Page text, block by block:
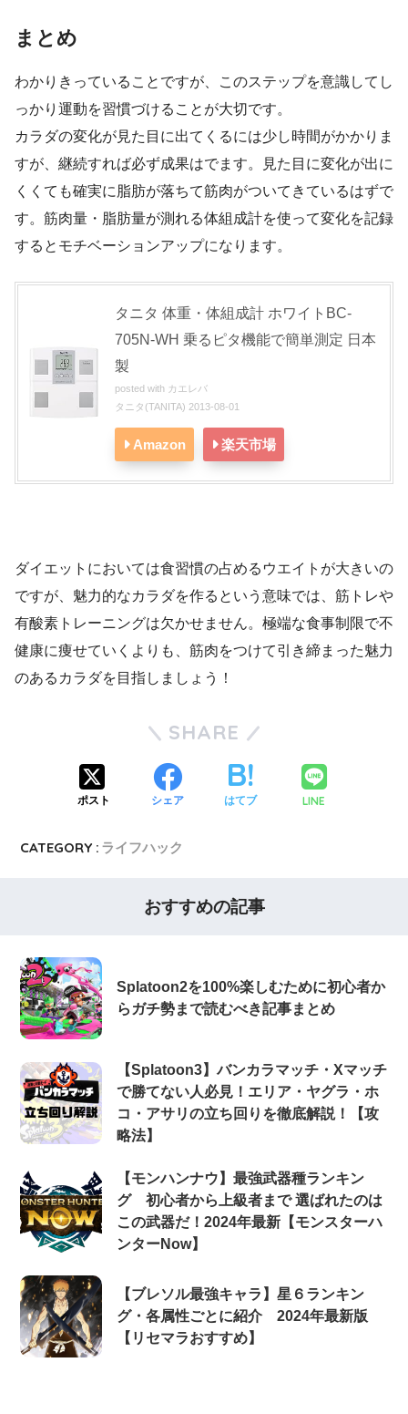
まとめ
わかりきっていることですが、このステップを意識してし
っかり運動を習慣づけることが大切です。
カラダの変化が見た目に出てくるには少し時間がかかりま
すが、継続すれば必ず成果はでます。見た目に変化が出に
くくても確実に脂肪が落ちて筋肉がついてきているはずで
す。筋肉量・脂肪量が測れる体組成計を使って変化を記録
するとモチベーションアップになります。
タニタ 体重・体組成計 ホワイトBC-
705N-WH 乗るピタ機能で簡単測定 日本
製
posted with カエレバ
タニタ(TANITA) 2013-08-01
Amazon 楽天市場
ダイエットにおいては食習慣の占めるウエイトが大きいの
ですが、魅力的なカラダを作るという意味では、筋トレや
有酸素トレーニングは欠かせません。極端な食事制限で不
健康に痩せていくよりも、筋肉をつけて引き締まった魅力
のあるカラダを目指しましょう！
SHARE
ポスト シェア はてブ LINE
CATEGORY : ライフハック
おすすめの記事
Splatoon2を100%楽しむために初心者か
らガチ勢まで読むべき記事まとめ
【Splatoon3】バンカラマッチ・Xマッチ
で勝てない人必見！エリア・ヤグラ・ホ
コ・アサリの立ち回りを徹底解説！【攻
略法】
【モンハンナウ】最強武器種ランキン
グ 初心者から上級者まで 選ばれたのは
この武器だ！2024年最新【モンスターハ
ンターNow】
【ブレソル最強キャラ】星６ランキン
グ・各属性ごとに紹介 2024年最新版
【リセマラおすすめ】